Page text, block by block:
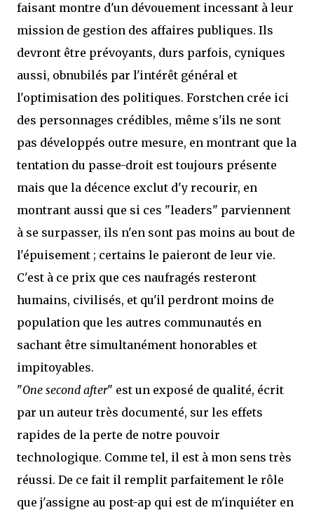
faisant montre d'un dévouement incessant à leur
mission de gestion des affaires publiques. Ils
devront être prévoyants, durs parfois, cyniques
aussi, obnubilés par l'intérêt général et
l'optimisation des politiques. Forstchen crée ici
des personnages crédibles, même s'ils ne sont
pas développés outre mesure, en montrant que la
tentation du passe-droit est toujours présente
mais que la décence exclut d'y recourir, en
montrant aussi que si ces "leaders" parviennent
à se surpasser, ils n'en sont pas moins au bout de
l'épuisement ; certains le paieront de leur vie.
C'est à ce prix que ces naufragés resteront
humains, civilisés, et qu'il perdront moins de
population que les autres communautés en
sachant être simultanément honorables et
impitoyables.
"One second after" est un exposé de qualité, écrit
par un auteur très documenté, sur les effets
rapides de la perte de notre pouvoir
technologique. Comme tel, il est à mon sens très
réussi. De ce fait il remplit parfaitement le rôle
que j'assigne au post-ap qui est de m'inquiéter en